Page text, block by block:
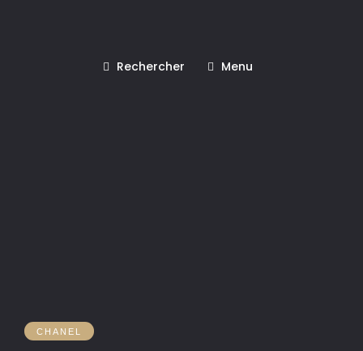
Rechercher Menu
CHANEL